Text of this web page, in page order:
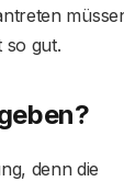
so gut.
denn die